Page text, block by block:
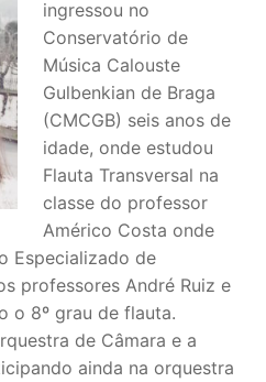
ingressou no
Conservatório de
Música Calouste
Gulbenkian de Braga
(CMCGB) seis anos de
idade, onde estudou
Flauta Transversal na
classe do professor
Américo Costa onde
Especializado de
professores André Ruiz e
o 8º grau de flauta.
de Câmara e a
ainda na orquestra